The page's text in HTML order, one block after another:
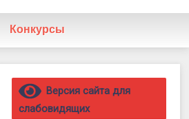
Конкурсы
Правый сайдбар
Версия сайта для
слабовидящих